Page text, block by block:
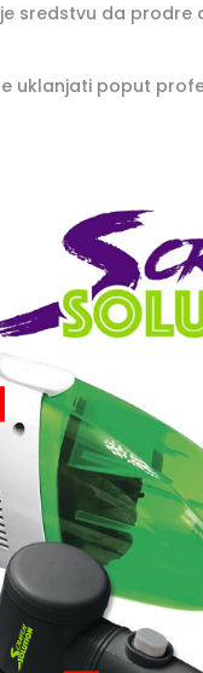
sredstvu da prodre
uklanjati poput